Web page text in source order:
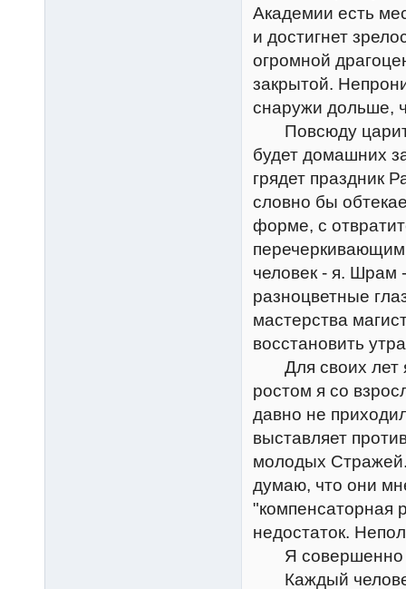
Академии есть
и достигнет
огромной
закрытой.
снаружи дольше,
Повсюду царит
будет домашних
грядет праздник
словно бы
форме, с
перечеркивающим
человек - я. Шрам
разноцветные
мастерства
восстановить
Для своих лет я
ростом я со
давно не
выставляет
молодых
думаю, что они
"компенсаторная
недостаток.
Я совершенно
Каждый человек